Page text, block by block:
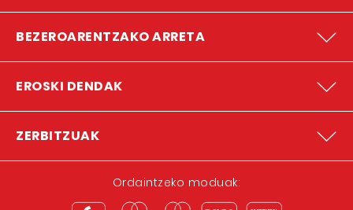
BEZEROARENTZAKO ARRETA
EROSKI DENDAK
ZERBITZUAK
Ordaintzeko moduak: